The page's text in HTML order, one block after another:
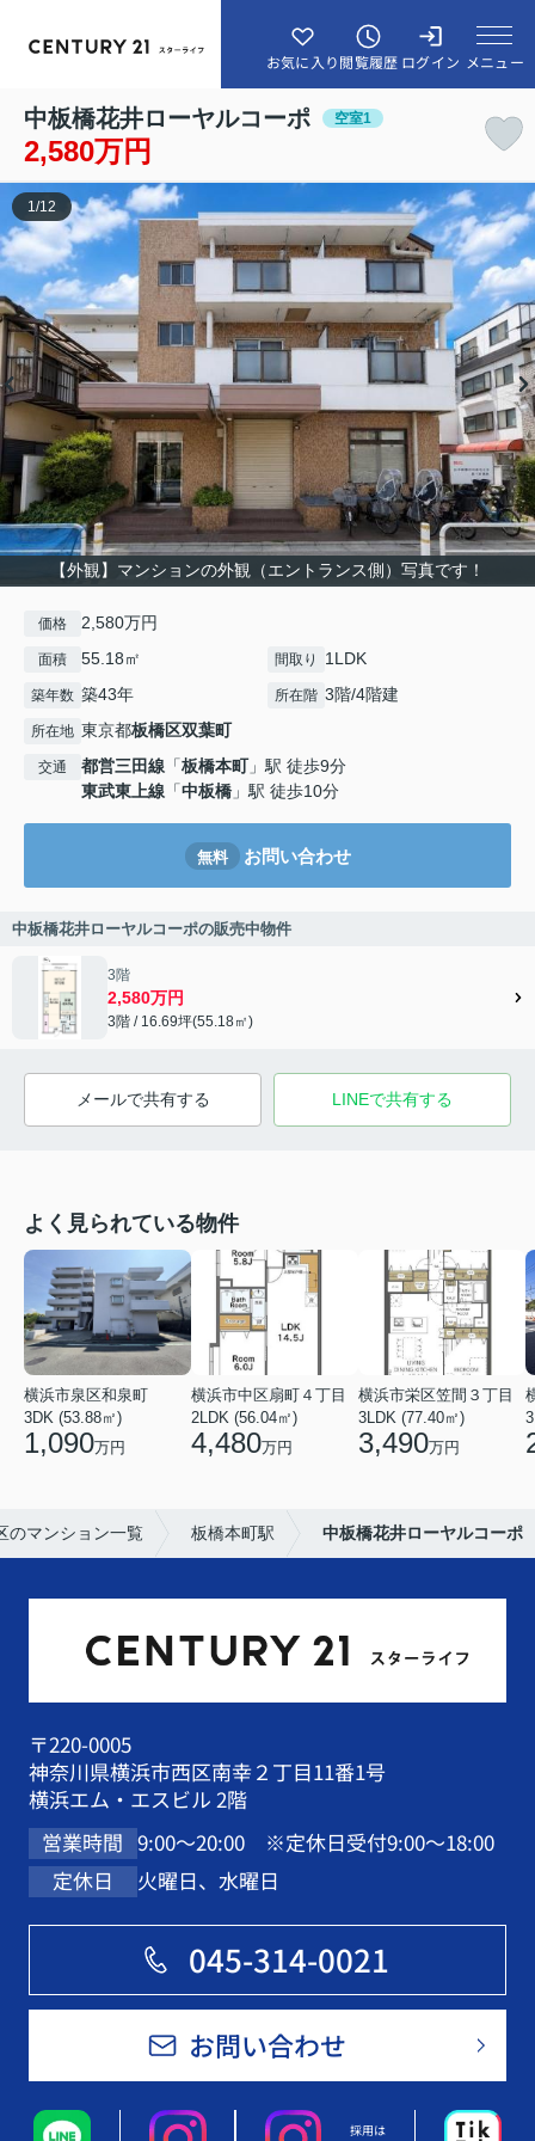
お気に入り閲覧履歴 ログイン メニュー
中板橋花井ローヤルコーポ 空室1
2,580万円
【外観】マンションの外観（エントランス側）写真です！
1 /12
価格 2,580万円
面積 55.18㎡ 間取り 1LDK
築年数 築43年 所在階 3階/4階建
所在地 東京都板橋区双葉町
交通 都営三田線 「板橋本町」駅 徒歩9分
東武東上線 「中板橋 」駅 徒歩10分
無料 お問い合わせ
中板橋花井ローヤルコーポの販売中物件
3階
2,580万円
3階 / 16.69坪(55.18㎡)
メールで共有する LINEで共有する
よく見られている物件
横浜市泉区和泉町
3DK (53.88㎡)
1,090万円
横浜市中区扇町４丁目
2LDK (56.04㎡)
4,480万円
横浜市栄区笠間３丁目
3LDK (77.40㎡)
3,490万円
のマンション一覧 板橋本町駅 中板橋花井ローヤルコーポ
〒220-0005
神奈川県横浜市西区南幸２丁目11番1号
横浜エム・エスビル 2階
営業時間 9:00～20:00 ※定休日受付9:00～18:00
定休日
火曜日、水曜日
045-314-0021
お問い合わせ
採用は